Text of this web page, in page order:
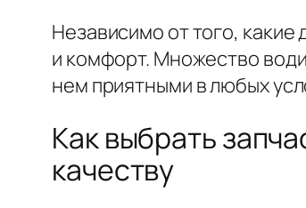
Независимо от того,
и комфорт. Множество
нем приятными в любых
Как выбрать
качеству